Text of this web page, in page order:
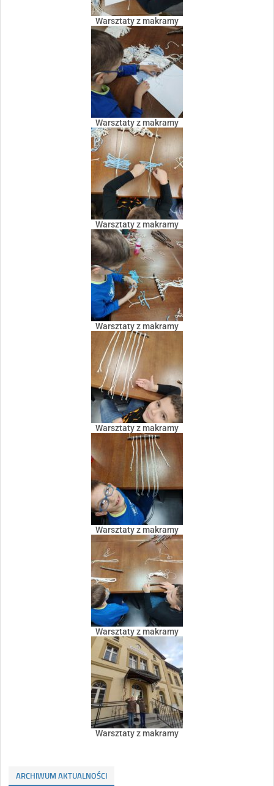
Warsztaty z makramy
Warsztaty z makramy
Warsztaty z makramy
Warsztaty z makramy
Warsztaty z makramy
Warsztaty z makramy
Warsztaty z makramy
Warsztaty z makramy
ARCHIWUM AKTUALNOŚCI